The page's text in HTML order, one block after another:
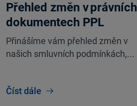
Přehled změn v právních
dokumentech PPL
Přinášíme vám přehled změn v
našich smluvních podmínkách,...
Číst dále